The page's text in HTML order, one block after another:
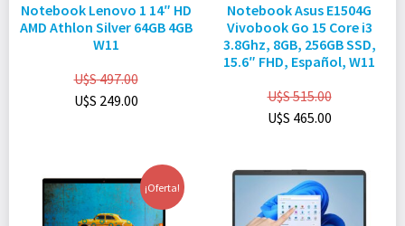
Notebook Lenovo 1 14″ HD
AMD Athlon Silver 64GB 4GB
W11
U$S497.00
U$S 249.00
Notebook Asus E1504G
Vivobook Go 15 Core i3
3.8Ghz, 8GB, 256GB SSD,
15.6″ FHD, Español, W11
U$S515.00
U$S 465.00
¡Oferta!